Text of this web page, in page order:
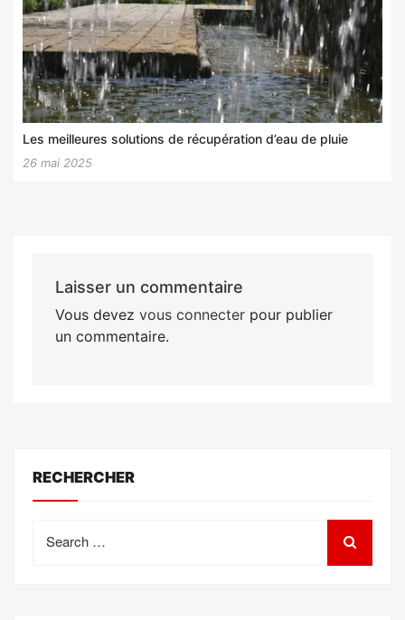
Les meilleures solutions de récupération d’eau de pluie
26 mai 2025
Laisser un commentaire
Vous devez vous connecterpour publier
un commentaire.
RECHERCHER
for: